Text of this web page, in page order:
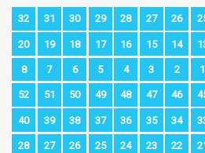
32 31 30 29 28 27 26
20 19 18 17 16 15 14
8 7 6 5 4 3 2 1
52 51 50 49 48 47 46
40 39 38 37 36 35 34
28 27 26 25 24 23 22